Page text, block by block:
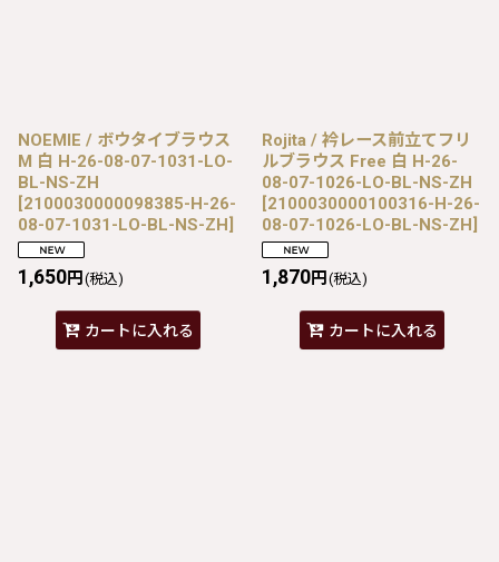
NOEMIE / ボウタイブラウス
M 白 H-26-08-07-1031-LO-
BL-NS-ZH
[2100030000098385-H-26-
08-07-1031-LO-BL-NS-ZH]
1,650円 (税込)
カートに入れる
Rojita / 衿レース前立てフリ
ルブラウス Free 白 H-26-
08-07-1026-LO-BL-NS-ZH
[2100030000100316-H-26-
08-07-1026-LO-BL-NS-ZH]
1,870円 (税込)
カートに入れる